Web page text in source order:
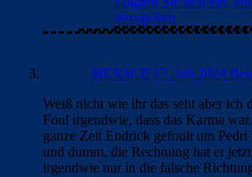
abzugeben
MENACE 17. Juli 2024
Weiß nicht wie ihr das seht aber ich
Foul irgendwie, dass das Karma
ganze Zeit Endrick gefoult um Pedri
und dumm, die Rechnung hat er
irgendwie nur in die falsche